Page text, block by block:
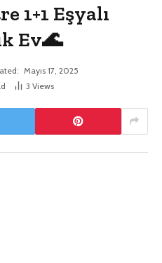
1+1 Eşyalı
Ev🌊
Mayıs 17, 2025
3 Views